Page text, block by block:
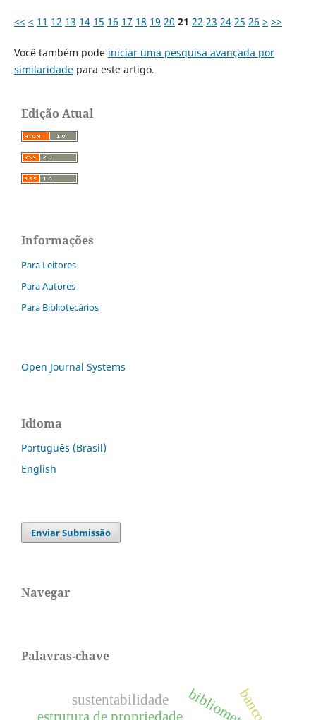
<< < 11 12 13 14 15 16 17 18 19 20 21 22 23 24 25 26 > >>
Você também pode iniciar uma pesquisa avançada por
similaridadepara este artigo.
Edição Atual
Informações
Para Leitores
Para Autores
Para Bibliotecários
Open Journal Systems
Idioma
Português (Brasil)
English
Enviar Submissão
Navegar
Palavras-chave
estrutura de propriedade bancos
sustentabilidade